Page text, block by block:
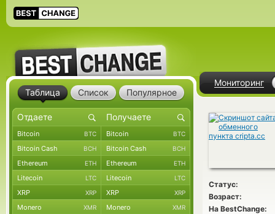
Мониторинг
Статус:
Возраст:
На BestChange:
Таблица Список Популярное
Bitcoin BTC Bitcoin BTC
Bitcoin Cash BCH Bitcoin Cash BCH
Ethereum ETH Ethereum ETH
Litecoin LTC Litecoin LTC
XRP XRP XRP XRP
Monero XMR Monero XMR